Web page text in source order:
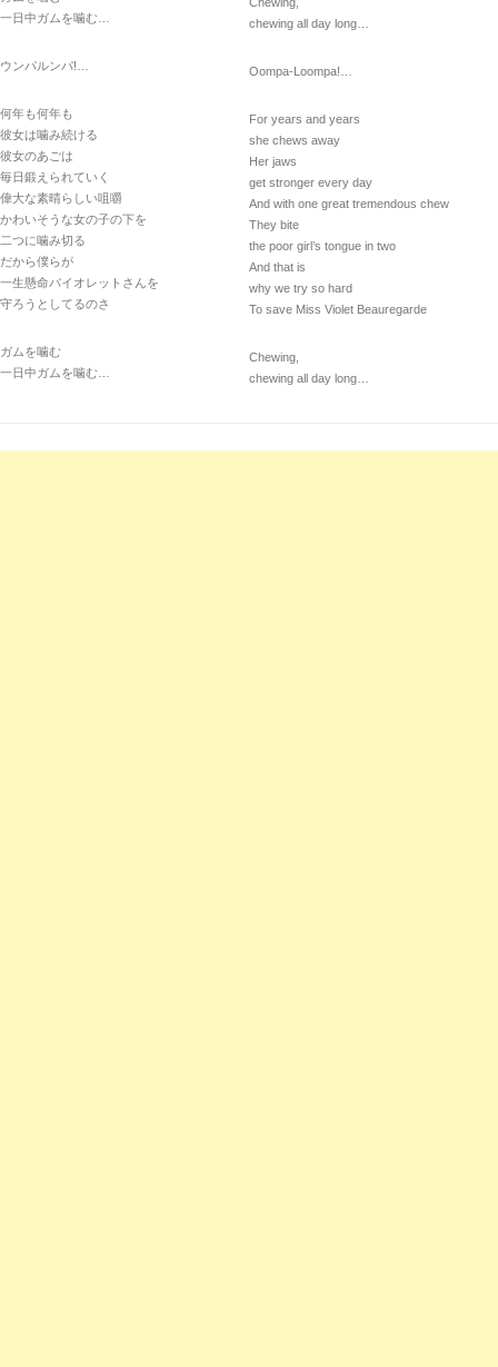
一日中ガムを噛む…
ウンパルンパ!…
何年も何年も
彼女は噛み続ける
彼女のあごは
毎日鍛えられていく
偉大な素晴らしい咀嚼
かわいそうな女の子の下を
二つに噛み切る
だから僕らが
一生懸命バイオレットさんを
守ろうとしてるのさ
ガムを噛む
一日中ガムを噛む…
chewing all day long…
Oompa-Loompa!…
For years and years
she chews away
Her jaws
get stronger every day
And with one great tremendous chew
They bite
the poor girl’s tongue in two
And that is
why we try so hard
To save Miss Violet Beauregarde
Chewing,
chewing all day long…